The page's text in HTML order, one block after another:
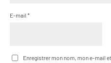
E-mail *
Enregistrer mon nom, mon e-mail